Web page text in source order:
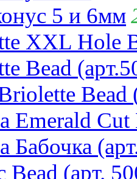
5 и 6мм
XXL Hole
Bead
Bead
Emerald Cut
Бабочка
Bead (арт.